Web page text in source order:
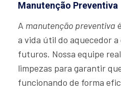
Manutenção Preventiva
A manutenção preventiva
a vida útil do aquecedor
futuros. Nossa equipe
limpezas para garantir
funcionando de forma